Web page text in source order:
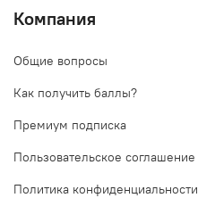
Компания
Общие вопросы
Как получить баллы?
Премиум подписка
Пользовательское соглашение
Политика конфиденциальности